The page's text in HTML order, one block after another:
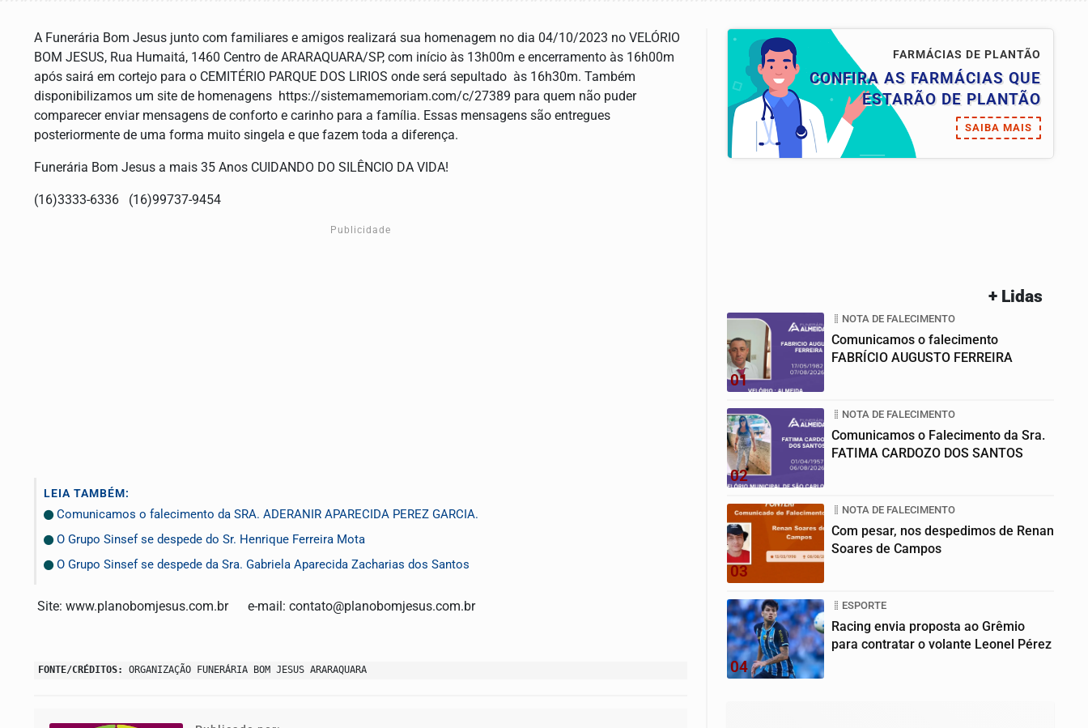
A Funerária Bom Jesus junto com familiares e amigos realizará sua homenagem no dia 04/10/2023 no VELÓRIO
BOM JESUS, Rua Humaitá, 1460 Centro de ARARAQUARA/SP, com início às 13h00m e encerramento às 16h00m
após sairá em cortejo para o CEMITÉRIO PARQUE DOS LIRIOS onde será sepultado às 16h30m. Também
disponibilizamos um site de homenagens https://sistemamemoriam.com/c/27389 para quem não puder
comparecer enviar mensagens de conforto e carinho para a família. Essas mensagens são entregues
posteriormente de uma forma muito singela e que fazem toda a diferença.
Funerária Bom Jesus a mais 35 Anos CUIDANDO DO SILÊNCIO DA VIDA!
(16)3333-6336 (16)99737-9454
Publicidade
LEIA TAMBÉM:
Comunicamos o falecimento da SRA. ADERANIR APARECIDA PEREZ GARCIA.
O Grupo Sinsef se despede do Sr. Henrique Ferreira Mota
O Grupo Sinsef se despede da Sra. Gabriela Aparecida Zacharias dos Santos
Site: www.planobomjesus.com.br e-mail: contato@planobomjesus.com.br
FONTE/CRÉDITOS: ORGANIZAÇÃO FUNERÁRIA BOM JESUS ARARAQUARA
FARMÁCIAS DE PLANTÃO
CONFIRA AS FARMÁCIAS QUE
ESTARÃO DE PLANTÃO
SAIBA MAIS
+ Lidas
01
NOTA DE FALECIMENTO
Comunicamos o falecimento
FABRÍCIO AUGUSTO FERREIRA
02
NOTA DE FALECIMENTO
Comunicamos o Falecimento da Sra.
FATIMA CARDOZO DOS SANTOS
03
NOTA DE FALECIMENTO
Com pesar, nos despedimos de Renan
Soares de Campos
04
ESPORTE
Racing envia proposta ao Grêmio
para contratar o volante Leonel Pérez